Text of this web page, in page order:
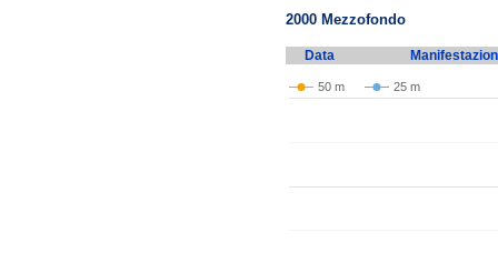
2000 Mezzofondo
Data
50 m 25 m